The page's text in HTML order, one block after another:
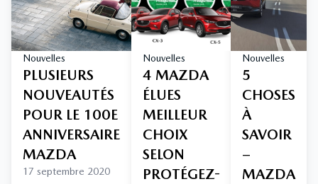
Nouvelles
PLUSIEURS
NOUVEAUTÉS
POUR LE 100E
ANNIVERSAIRE
MAZDA
17 septembre 2020
Nouvelles
4 MAZDA
ÉLUES
MEILLEUR
CHOIX
SELON
PROTÉGEZ-
Nouvelles
5
CHOSES
À
SAVOIR
–
MAZDA